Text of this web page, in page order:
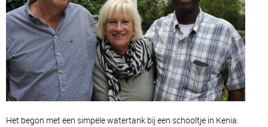
Het begon met een simpele watertank bij een schooltje in Kenia.